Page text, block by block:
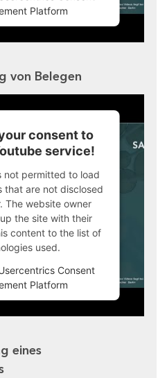
Platform
von Belegen
consent to
service!
not permitted to load
that are not disclosed
The website owner
the site with their
content to the list of
used.
Consent
Platform
eines